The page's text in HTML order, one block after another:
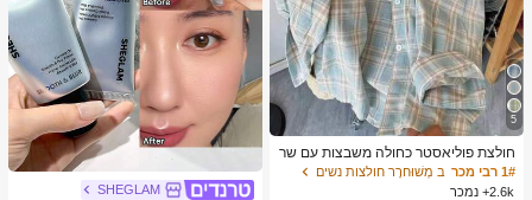
5
חולצת פוליאסטר כחולה משבצות עם שר
וול ארוך וכפתורים מקדימה לנשים, גזרה
רגילה, בגדי אביב, סגנון קליל
1# רבי מכר
ב מְשׁוּחרָר חולצות נשים
2.6k+ נמכר
SHEGLAM